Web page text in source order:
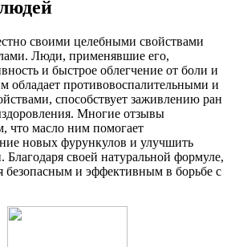
своими целебными свойствами
Люди, применявшие его,
и быстрое облегчение от боли и
обладает противовоспалительными и
способствует заживлению ран
Многие отзывы
что масло ним помогает
новых фурункулов и улучшить
Благодаря своей натуральной формуле,
безопасным и эффективным в борьбе с